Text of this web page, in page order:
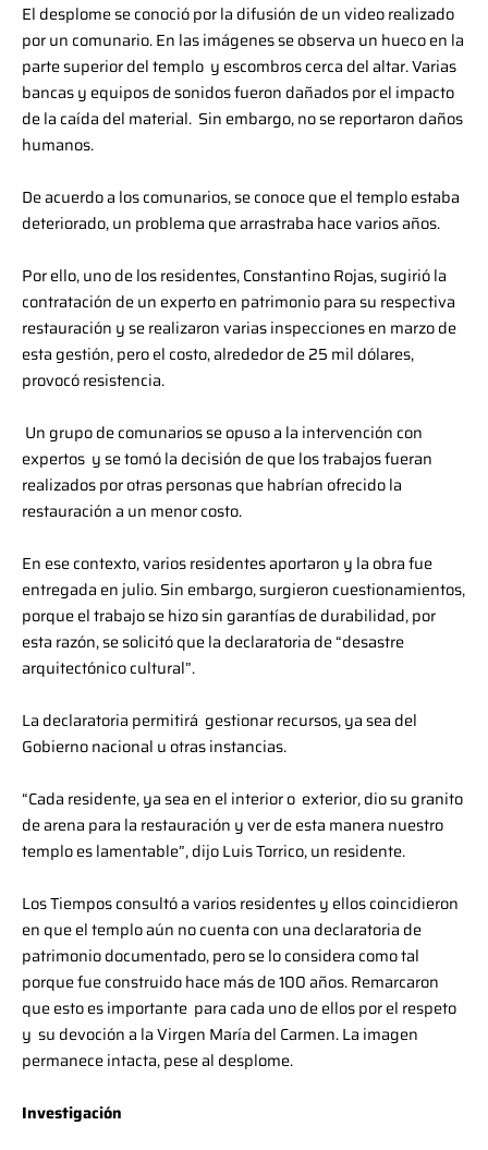
El desplome se conoció por la difusión de un video realizado
por un comunario. En las imágenes se observa un hueco en la
parte superior del templo y escombros cerca del altar. Varias
bancas y equipos de sonidos fueron dañados por el impacto
de la caída del material. Sin embargo, no se reportaron daños
humanos.
De acuerdo a los comunarios, se conoce que el templo estaba
deteriorado, un problema que arrastraba hace varios años.
Por ello, uno de los residentes, Constantino Rojas, sugirió la
contratación de un experto en patrimonio para su respectiva
restauración y se realizaron varias inspecciones en marzo de
esta gestión, pero el costo, alrededor de 25 mil dólares,
provocó resistencia.
Un grupo de comunarios se opuso a la intervención con
expertos y se tomó la decisión de que los trabajos fueran
realizados por otras personas que habrían ofrecido la
restauración a un menor costo.
En ese contexto, varios residentes aportaron y la obra fue
entregada en julio. Sin embargo, surgieron cuestionamientos,
porque el trabajo se hizo sin garantías de durabilidad, por
esta razón, se solicitó que la declaratoria de “desastre
arquitectónico cultural”.
La declaratoria permitirá gestionar recursos, ya sea del
Gobierno nacional u otras instancias.
“Cada residente, ya sea en el interior o exterior, dio su granito
de arena para la restauración y ver de esta manera nuestro
templo es lamentable”, dijo Luis Torrico, un residente.
Los Tiempos consultó a varios residentes y ellos coincidieron
en que el templo aún no cuenta con una declaratoria de
patrimonio documentado, pero se lo considera como tal
porque fue construido hace más de 100 años. Remarcaron
que esto es importante para cada uno de ellos por el respeto
y su devoción a la Virgen María del Carmen. La imagen
permanece intacta, pese al desplome.
Investigación